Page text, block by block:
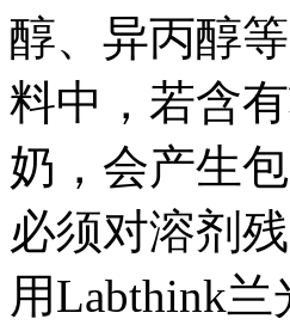
醇、异丙醇
料中，若含
奶，会产生
必须对溶剂
用Labthink